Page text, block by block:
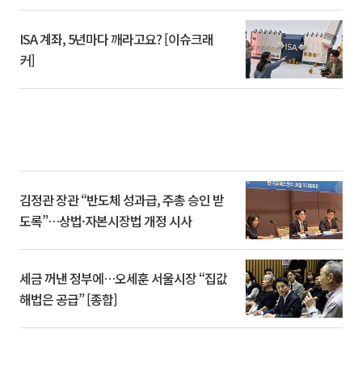
ISA 계좌, 5년마다 깨라고요? [이슈크래
커]
김정관 장관 “반도체 성과급, 주총 승인 받
도록”…상법·자본시장법 개정 시사
세금 꺼낸 정부에…오세훈 서울시장 “집값
해법은 공급” [종합]